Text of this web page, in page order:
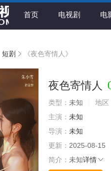
首页 电视剧 电
短剧 《夜色寄情人》
夜色寄情人
类型： 未知 地区
主演： 未知
导演： 未知
更新： 2025-08-15
简介： 未知详情